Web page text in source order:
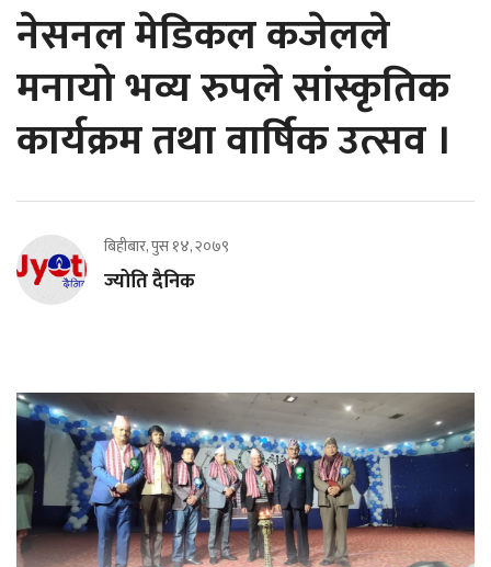
नेसनल मेडिकल कजेलले
मनायो भव्य रुपले सांस्कृतिक
कार्यक्रम तथा वार्षिक उत्सव ।
बिहीबार, पुस १४, २०७९
ज्योति दैनिक